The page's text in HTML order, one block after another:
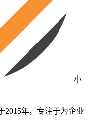
小
2015年，专注于为企业